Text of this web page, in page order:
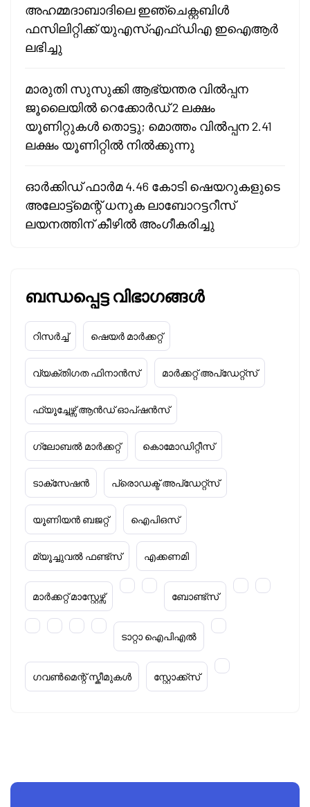
അഹമ്മദാബാദിലെ ഇഞ്ചെക്റ്റബിൾ
ഫസിലിറ്റിക്ക് യുഎസ്എഫ്ഡിഎ ഇഐആർ
ലഭിച്ചു
മാരുതി സുസുക്കി ആഭ്യന്തര വിൽപ്പന
ജൂലൈയിൽ റെക്കോർഡ് 2 ലക്ഷം
യൂണിറ്റുകൾ തൊട്ടു; മൊത്തം വിൽപ്പന 2.41
ലക്ഷം യൂണിറ്റിൽ നിൽക്കുന്നു
ഓർക്കിഡ് ഫാർമ 4.46 കോടി ഷെയറുകളുടെ
അലോട്ട്മെന്റ് ധനുക ലാബോറട്ടറീസ്
ലയനത്തിന് കീഴിൽ അംഗീകരിച്ചു
ബന്ധപ്പെട്ട വിഭാഗങ്ങൾ
റിസർച്ച് ഷെയർ മാർക്കറ്റ്
വ്യക്തിഗത ഫിനാൻസ് മാർക്കറ്റ് അപ്‌ഡേറ്റ്സ്
ഫ്യൂച്ചേഴ്സ് ആൻഡ് ഓപ്ഷൻസ്
ഗ്ലോബൽ മാർക്കറ്റ് കൊമോഡിറ്റീസ്
ടാക്‌സേഷൻ പ്രൊഡക്ട് അപ്‌ഡേറ്റ്സ്
യൂണിയൻ ബജറ്റ് ഐപിഒസ്
മ്യൂച്ചുവൽ ഫണ്ട്സ് എക്കണമി
മാർക്കറ്റ് മാസ്റ്റേഴ്സ് ബോണ്ട്സ്
ടാറ്റാ ഐപിഎൽ
ഗവൺമെന്റ് സ്കീമുകൾ സ്റ്റോക്ക്‌സ്